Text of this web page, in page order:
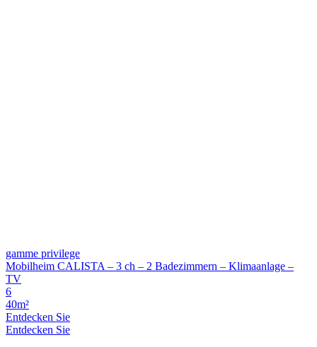
gamme privilege
Mobilheim CALISTA – 3 ch – 2 Badezimmern – Klimaanlage –
TV
6
40m²
Entdecken Sie
Entdecken Sie